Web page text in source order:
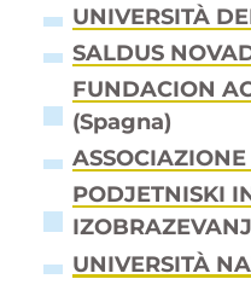
UNIVERSITÀ
SALDUS
FUNDACION
(Spagna)
PODJETNISKI
UNIVERSITÀ